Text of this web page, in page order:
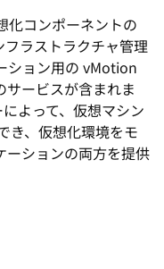
化コンポーネントの
ラストラクチャ管理
ション用の vMotion
サービスが含まれま
よって、仮想マシン
き、仮想化環境をモ
ーションの両方を提供